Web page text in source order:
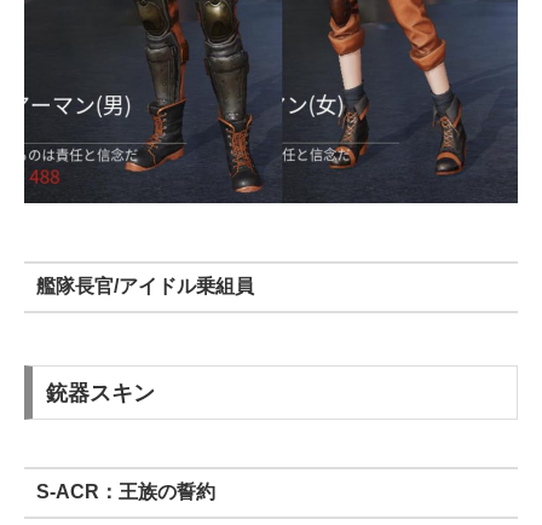
艦隊長官/アイドル乗組員
銃器スキン
S-ACR：王族の誓約